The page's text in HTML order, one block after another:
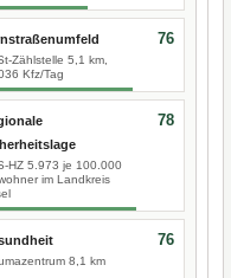
Zählstelle 5,1 km,
Kfz/Tag
76
HZ 5.973 je 100.000
im Landkreis
78
8,1 km
76